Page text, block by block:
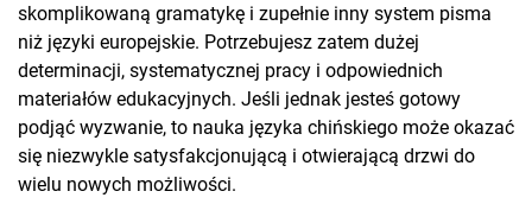
skomplikowaną gramatykę i zupełnie inny system pisma
niż języki europejskie. Potrzebujesz zatem dużej
determinacji, systematycznej pracy i odpowiednich
materiałów edukacyjnych. Jeśli jednak jesteś gotowy
podjąć wyzwanie, to nauka języka chińskiego może okazać
się niezwykle satysfakcjonującą i otwierającą drzwi do
wielu nowych możliwości.